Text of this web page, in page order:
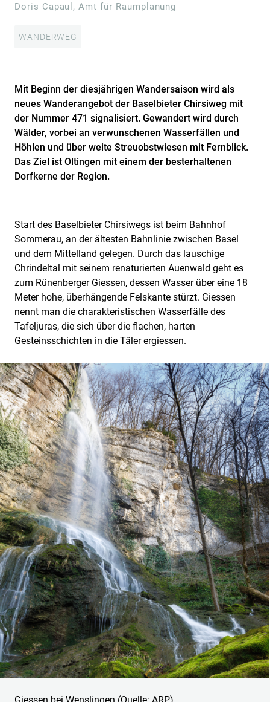
Doris Capaul, Amt für Raumplanung
WANDERWEG
Mit Beginn der diesjährigen Wandersaison wird als
neues Wanderangebot der Baselbieter Chirsiweg mit
der Nummer 471 signalisiert. Gewandert wird durch
Wälder, vorbei an verwunschenen Wasserfällen und
Höhlen und über weite Streuobstwiesen mit Fernblick.
Das Ziel ist Oltingen mit einem der besterhaltenen
Dorfkerne der Region.
Start des Baselbieter Chirsiwegs ist beim Bahnhof
Sommerau, an der ältesten Bahnlinie zwischen Basel
und dem Mittelland gelegen. Durch das lauschige
Chrindeltal mit seinem renaturierten Auenwald geht es
zum Rünenberger Giessen, dessen Wasser über eine 18
Meter hohe, überhängende Felskante stürzt. Giessen
nennt man die charakteristischen Wasserfälle des
Tafeljuras, die sich über die flachen, harten
Gesteinsschichten in die Täler ergiessen.